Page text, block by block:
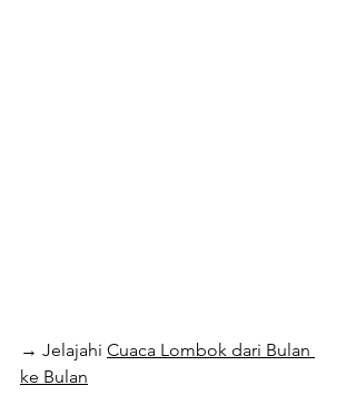
→ Jelajahi Cuaca Lombok dari Bulan
ke Bulan